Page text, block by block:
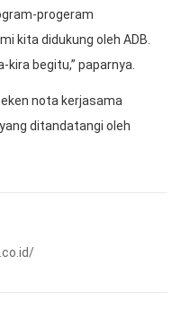
progeram
kita didukung oleh ADB.
begitu,” paparnya.
nota kerjasama
ditandatangi oleh